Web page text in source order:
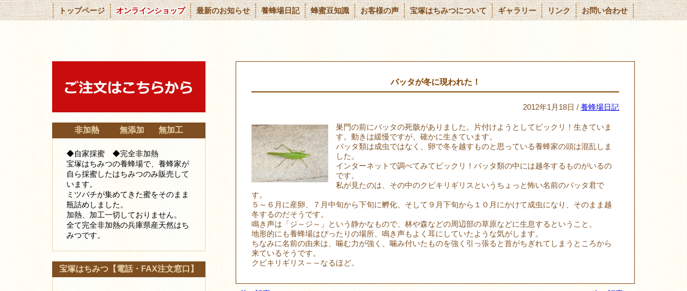
トップページ オンラインショップ 最新のお知らせ 養蜂場日記 蜂蜜豆知識 お客様の声 宝塚はちみつについて ギャラリー リンク お問い合わせ
バッタが冬に現われた！
2012年1月18日 / 養蜂場日記
巣門の前にバッタの死骸がありました。片付けようとしてビックリ！生きていま
す。動きは緩慢ですが、確かに生きています。
バッタ類は成虫ではなく、卵で冬を越すものと思っている養蜂家の頭は混乱しま
した。
インターネットで調べてみてビックリ！バッタ類の中には越冬するものがいるの
です。
私が見たのは、その中のクビキリギリスというちょっと怖い名前のバッタ君で
す。
５～６月に産卵、７月中旬から下旬に孵化、そして９月下旬から１０月にかけて成虫になり、そのまま越
冬するのだそうです。
鳴き声は「ジ～ジ～」という静かなもので、林や森などの周辺部の草原などに生息するということ。
地形的にも養蜂場はぴったりの場所、鳴き声もよく耳にしていたような気がします。
ちなみに名前の由来は、噛む力が強く、噛み付いたものを強く引っ張ると首がちぎれてしまうところから
来ているそうです。
クビキリギリス～～なるほど。
非加熱 無添加 無加工
◆自家採蜜 ◆完全非加熱
宝塚はちみつの養蜂場で、養蜂家が
自ら採蜜したはちみつのみ販売して
います。
ミツバチが集めてきた蜜をそのまま
瓶詰めしました。
加熱、加工一切しておりません。
全て完全非加熱の兵庫県産天然はち
みつです。
宝塚はちみつ【電話・FAX注文窓口】